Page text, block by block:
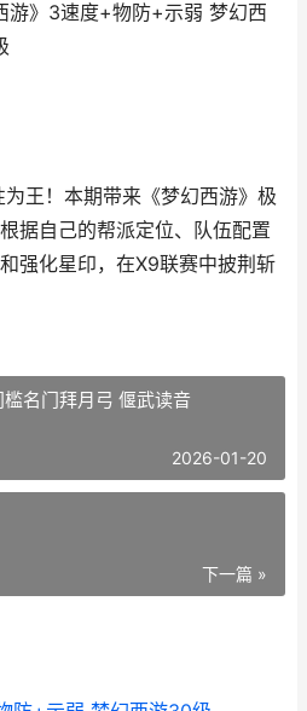
游》3速度+物防+示弱 梦幻西
王！本期带来《梦幻西游》极
据自己的帮派定位、队伍配置
强化星印，在X9联赛中披荆斩
槛名门拜月弓 偃武读音
2026-01-20
下一篇 »